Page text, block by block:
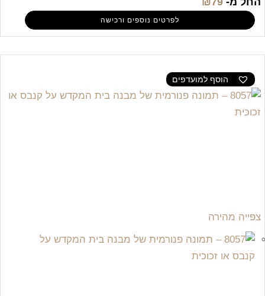
לפרטים נוספים ורכישה
הוסף למועדפים
צפייה מהירה